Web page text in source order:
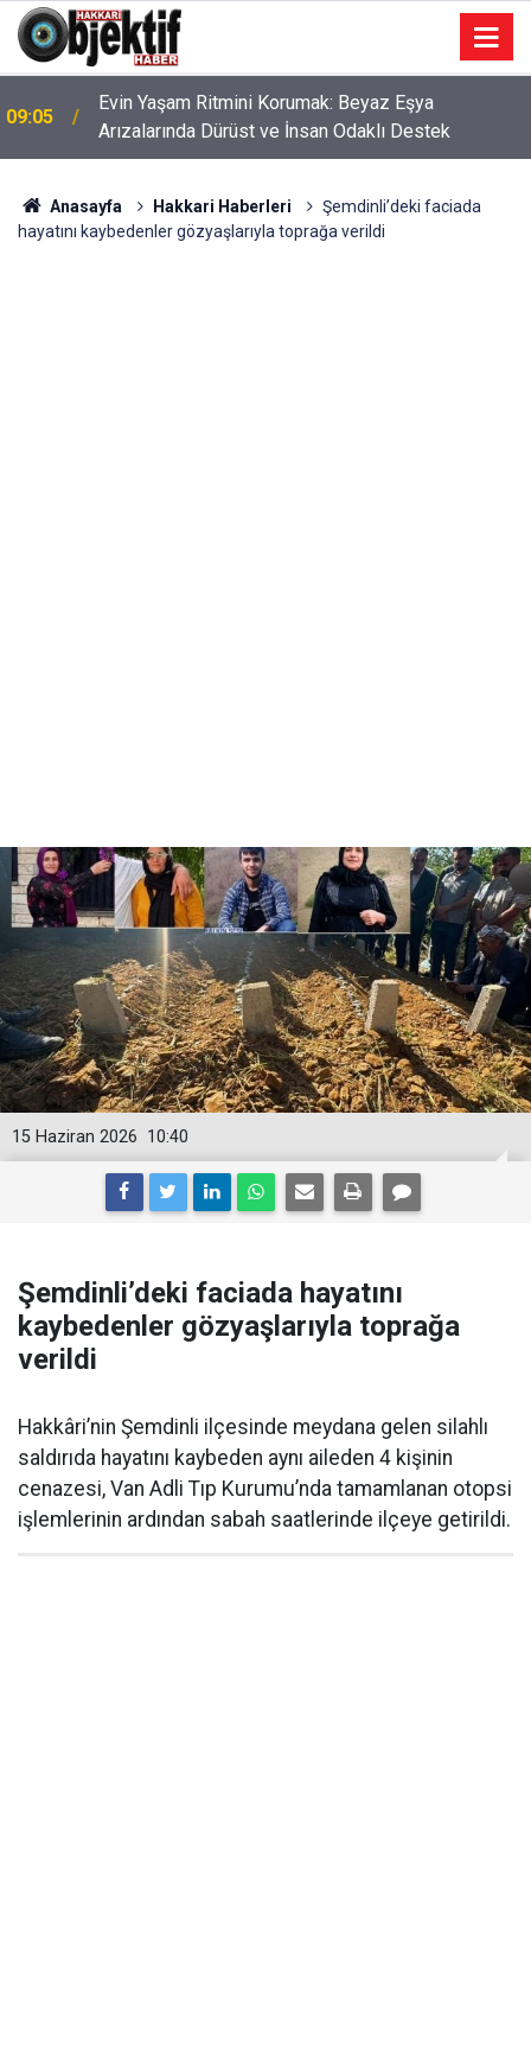
09:05
Evin Yaşam Ritmini Korumak: Beyaz Eşya
Arızalarında Dürüst ve İnsan Odaklı Destek
Anasayfa Hakkari Haberleri
Şemdinli’deki faciada
hayatını kaybedenler gözyaşlarıyla toprağa verildi
10:40
15 Haziran 2026
Şemdinli’deki faciada hayatını
kaybedenler gözyaşlarıyla toprağa
verildi
Hakkâri’nin Şemdinli ilçesinde meydana gelen silahlı
saldırıda hayatını kaybeden aynı aileden 4 kişinin
cenazesi, Van Adli Tıp Kurumu’nda tamamlanan otopsi
işlemlerinin ardından sabah saatlerinde ilçeye getirildi.